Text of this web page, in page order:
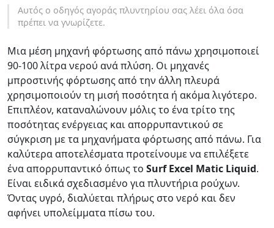
Αυτός ο οδηγός αγοράς πλυντηρίου σας λέει όλα όσα
πρέπει να γνωρίζετε.
Μια μέση μηχανή φόρτωσης από πάνω χρησιμοποιεί
90-100 λίτρα νερού ανά πλύση. Οι μηχανές
μπροστινής φόρτωσης από την άλλη πλευρά
χρησιμοποιούν τη μισή ποσότητα ή ακόμα λιγότερο.
Επιπλέον, καταναλώνουν μόλις το ένα τρίτο της
ποσότητας ενέργειας και απορρυπαντικού σε
σύγκριση με τα μηχανήματα φόρτωσης από πάνω. Για
καλύτερα αποτελέσματα προτείνουμε να επιλέξετε
ένα απορρυπαντικό όπως το Surf Excel Matic Liquid.
Είναι ειδικά σχεδιασμένο για πλυντήρια ρούχων.
Όντας υγρό, διαλύεται πλήρως στο νερό και δεν
αφήνει υπολείμματα πίσω του.